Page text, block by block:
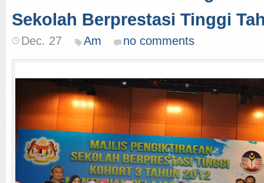
Sekolah Berprestasi Tinggi
Dec. 27 Am no comments